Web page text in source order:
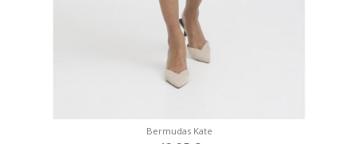
Bermudas Kate